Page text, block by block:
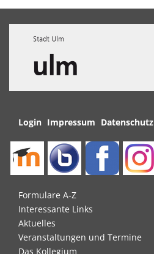
Navigation
Login Impressum Datenschutz
Navigation
überspringen
Formulare A-Z
Interessante Links
Aktuelles
Veranstaltungen und Termine
Das Kollegium